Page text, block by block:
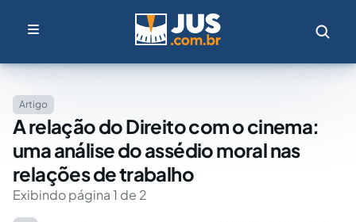
Artigo
A relação do Direito com o cinema:
uma análise do assédio moral nas
relações de trabalho
Exibindo página 1 de 2